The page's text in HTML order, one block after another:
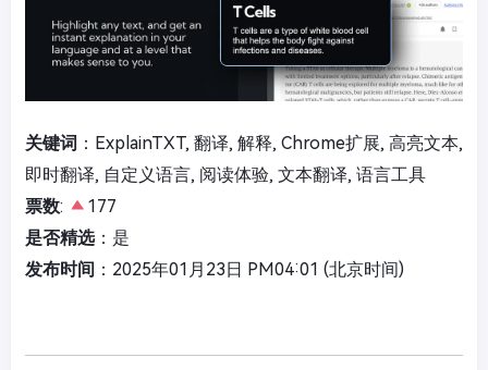
关键词 ：ExplainTXT, 翻译, 解释, Chrome扩展, 高亮文本,
即时翻译, 自定义语言, 阅读体验, 文本翻译, 语言工具
票数:
177
是否精选：是
发布时间 ：2025年01月23日 PM04:01 (北京时间)